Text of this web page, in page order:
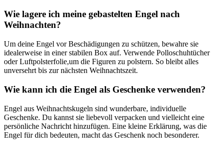
Wie lagere ich meine gebastelten Engel nach
Weihnachten?
Um deine ⁣Engel vor⁢ Beschädigungen zu schützen,⁢ bewahre sie
idealerweise in einer stabilen‍ Box auf. Verwende Polloschuhtücher
oder Luftpolsterfolie,um die Figuren zu polstern. So bleibt alles
unversehrt bis⁤ zur nächsten Weihnachtszeit.
Wie kann⁤ ich die Engel als ​Geschenke verwenden?
Engel aus Weihnachtskugeln sind wunderbare, individuelle
Geschenke. Du kannst sie liebevoll verpacken und vielleicht eine
persönliche⁣ Nachricht hinzufügen. Eine kleine Erklärung, was die
Engel für dich bedeuten, macht das Geschenk noch besonderer.⁤